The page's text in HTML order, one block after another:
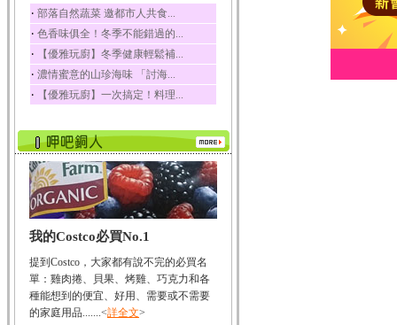
豆豉裡頭含有營養的蛋
白質、脂肪、鈣、磷...
榛果
榛果裡所含的營養素有
蛋白質、脂肪、醣類...
迷迭香
酸、迷迭香酸、植物...
咖啡
咖啡中的咖啡因會刺激
中樞神經系統，特別...
椰子
椰子含有糖類、脂肪、
荔枝
荔枝性質溫和所含的營
養素有醣類、檸檬酸...
‧ 部落自然蔬菜 邀都市人共食...
‧ 色香味俱全！冬季不能錯過的...
‧ 【優雅玩廚】冬季健康輕鬆補...
‧ 濃情蜜意的山珍海味 「討海...
‧ 【優雅玩廚】一次搞定！料理...
我的Costco必買No.1
提到Costco，大家都有說不完的必買名
單：雞肉捲、貝果、烤雞、巧克力和各
種能想到的便宜、好用、需要或不需要
的家庭用品.......<詳全文>